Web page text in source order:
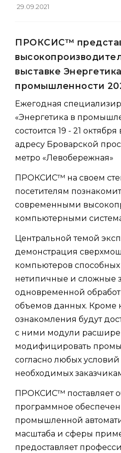
29.09.2021
ПРОКСИС™
выставке
промышленности
Ежегодная
«Энергетика в
состоится 19 - 21
адресу Броварской
метро «Левобережная»
ПРОКСИС™ на своем
посетителям
современными
компьютерными
Центральной темой
демонстрация
компьютеров
нетипичные и сложные
одновременной
объемов данных. Кроме
ознакомления будут
с ними модули
модифицировать
согласно любых
необходимых
ПРОКСИС™ поставляет
программное
промышленной
масштаба и сферы
предоставляет